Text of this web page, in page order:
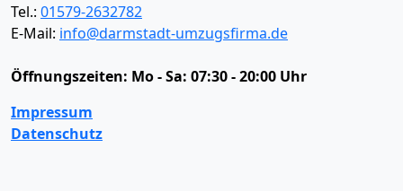
Tel.: 01579-2632782
E-Mail: info@darmstadt-umzugsfirma.de
Öffnungszeiten: Mo - Sa: 07:30 - 20:00 Uhr
Impressum
Datenschutz